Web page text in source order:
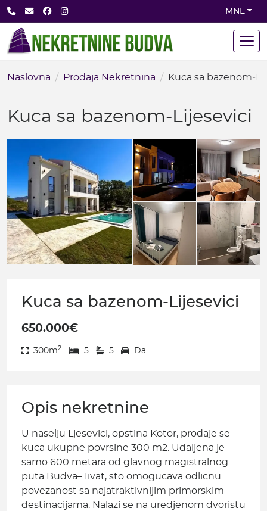
Skip
to
main
content
+382 68 891 710
office@nekretninebudva.com
FacebookInstagram MNE
Naslovna Prodaja Nekretnina Kuca sa bazenom-
Kuca sa bazenom-Lijesevici
Kuca sa bazenom-Lijesevici
650.000€
300m2 5 5 Da
Opis nekretnine
U naselju Ljesevici, opstina Kotor, prodaje se
kuca ukupne povrsine 300 m2. Udaljena je
samo 600 metara od glavnog magistralnog
puta Budva–Tivat, sto omogucava odlicnu
povezanost sa najatraktivnijim primorskim
destinacijama. Nalazi se na uredjenom dvoristu